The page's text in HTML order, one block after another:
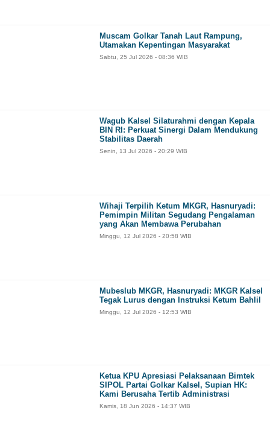
Muscam Golkar Tanah Laut Rampung,
Utamakan Kepentingan Masyarakat
Sabtu, 25 Jul 2026 - 08:36 WIB
Wagub Kalsel Silaturahmi dengan Kepala
BIN RI: Perkuat Sinergi Dalam Mendukung
Stabilitas Daerah
Senin, 13 Jul 2026 - 20:29 WIB
Wihaji Terpilih Ketum MKGR, Hasnuryadi:
Pemimpin Militan Segudang Pengalaman
yang Akan Membawa Perubahan
Minggu, 12 Jul 2026 - 20:58 WIB
Mubeslub MKGR, Hasnuryadi: MKGR Kalsel
Tegak Lurus dengan Instruksi Ketum Bahlil
Minggu, 12 Jul 2026 - 12:53 WIB
Ketua KPU Apresiasi Pelaksanaan Bimtek
SIPOL Partai Golkar Kalsel, Supian HK:
Kami Berusaha Tertib Administrasi
Kamis, 18 Jun 2026 - 14:37 WIB